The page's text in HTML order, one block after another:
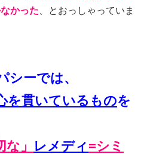
かった 、とおっしゃっていま
シーでは、
を貫いているものを
な」 レメディ=シミ